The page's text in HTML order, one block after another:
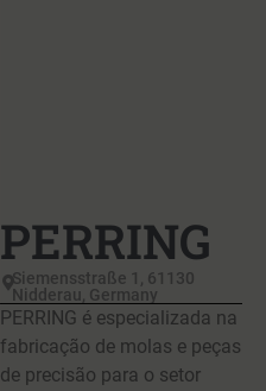
PERRING
Siemensstraße 1, 61130
Nidderau, Germany
PERRING é especializada na
fabricação de molas e peças
de precisão para o setor